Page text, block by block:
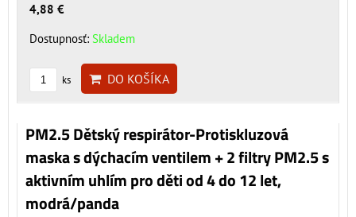
4,88 €
Dostupnosť: Skladem
ks DO KOŠÍKA
PM2.5 Dětský respirátor-Protiskluzová
maska s dýchacím ventilem + 2 filtry PM2.5 s
aktivním uhlím pro děti od 4 do 12 let,
modrá/panda